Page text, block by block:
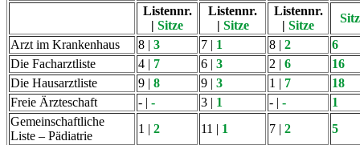
Listennr.
| Sitze
Listennr.
| Sitze
Listennr.
| Sitze
Arzt im Krankenhaus
8 | 3 7 | 1 8 | 2
6
Die Facharztliste
4 | 7 6 | 3 2 | 6
16
Die Hausarztliste
9 | 8 9 | 3 1 | 7
18
Freie Ärzteschaft
- | - 3 | 1 - | -
1
Gemeinschaftliche
Liste – Pädiatrie
1 | 2 11 | 1 7 | 2
5